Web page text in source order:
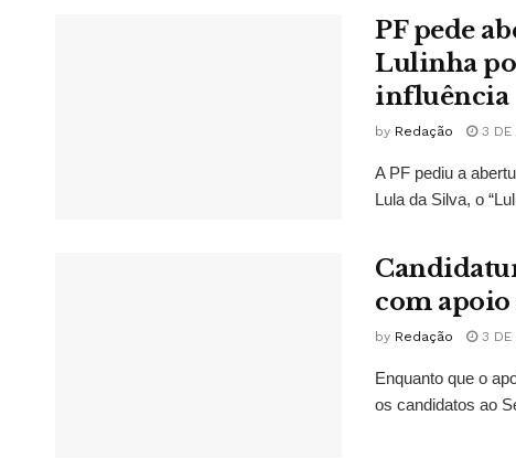
PF pede
Lulinha
influência
by Redação 3 DE
A PF pediu a
Lula da Silva, o
com apoio
by Redação 3 DE
Enquanto que o
os candidatos ao